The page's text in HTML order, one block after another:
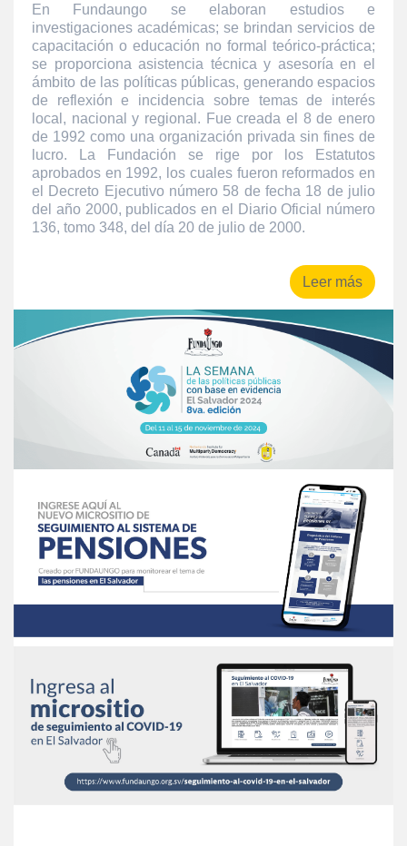
En Fundaungo se elaboran estudios e
investigaciones académicas; se brindan servicios de
capacitación o educación no formal teórico-práctica;
se proporciona asistencia técnica y asesoría en el
ámbito de las políticas públicas, generando espacios
de reflexión e incidencia sobre temas de interés
local, nacional y regional. Fue creada el 8 de enero
de 1992 como una organización privada sin fines de
lucro. La Fundación se rige por los Estatutos
aprobados en 1992, los cuales fueron reformados en
el Decreto Ejecutivo número 58 de fecha 18 de julio
del año 2000, publicados en el Diario Oficial número
136, tomo 348, del día 20 de julio de 2000.
Leer más